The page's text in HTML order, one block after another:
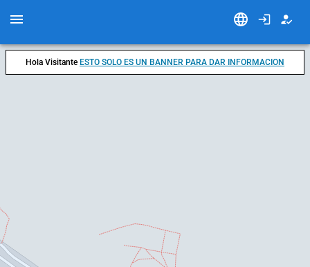
Hola Visitante ESTO SOLO ES UN BANNER PARA DAR INFORMACION